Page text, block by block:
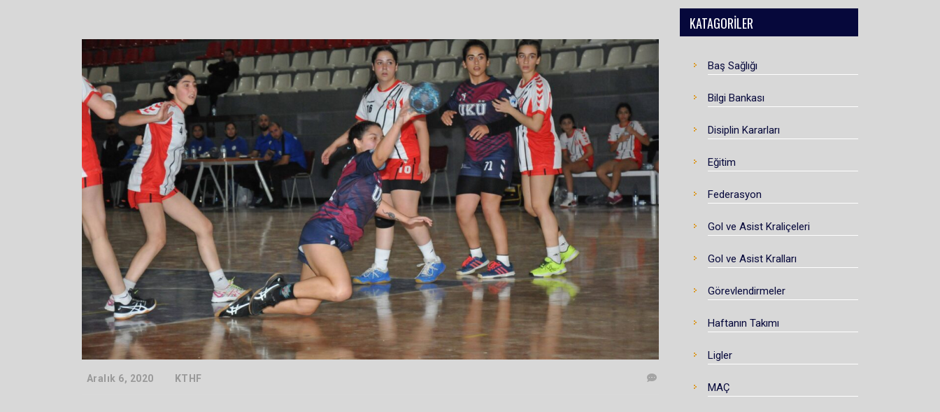
Aralık 6, 2020 KTHF
KATAGORILER
Baş Sağlığı
Bilgi Bankası
Disiplin Kararları
Eğitim
Federasyon
Gol ve Asist Kraliçeleri
Gol ve Asist Kralları
Görevlendirmeler
Haftanın Takımı
Ligler
MAÇ